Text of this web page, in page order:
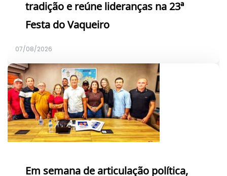
tradição e reúne lideranças na 23ª
Festa do Vaqueiro
07/08/2026
Em semana de articulação política,